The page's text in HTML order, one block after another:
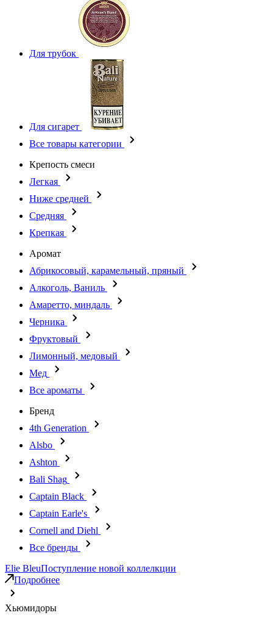
Для трубок
Для сигарет
Все товары категории
Крепость смеси
Легкая
Ниже средней
Средняя
Крепкая
Аромат
Абрикосовый, карамельный, пряный
Алкоголь, Ваниль
Амаретто, миндаль
Черника
Фруктовый
Лимонный, медовый
Мед
Все ароматы
Бренд
4th Generation
Alsbo
Ashton
Bali Shag
Captain Black
Captain Earle's
Cornell and Diehl
Все бренды
Elie BleuПоступление новой коллелкции
Подробнее
Хьюмидоры